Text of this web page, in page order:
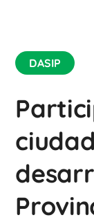
DASIP